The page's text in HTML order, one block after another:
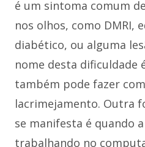
é um sintoma comum
nos olhos, como DMRI,
diabético, ou alguma
nome desta dificuldade
também pode fazer
lacrimejamento. Outra
se manifesta é quando
trabalhando no